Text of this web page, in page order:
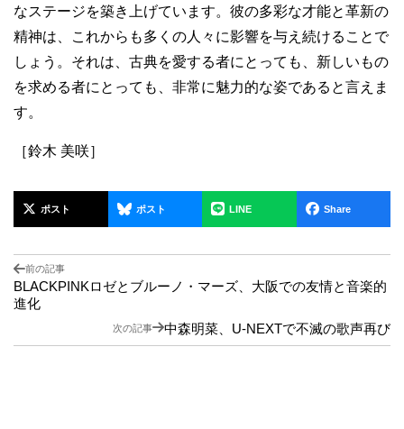
なステージを築き上げています。彼の多彩な才能と革新の
精神は、これからも多くの人々に影響を与え続けることで
しょう。それは、古典を愛する者にとっても、新しいもの
を求める者にとっても、非常に魅力的な姿であると言えま
す。
［鈴木 美咲］
ポスト ポスト LINE Share
前の記事
BLACKPINKロゼとブルーノ・マーズ、大阪での友情と音楽的
進化
次の記事 中森明菜、U-NEXTで不滅の歌声再び